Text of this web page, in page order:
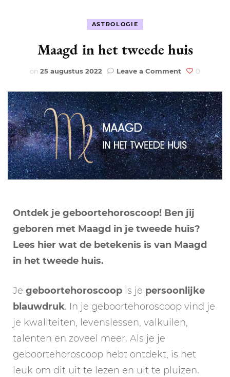
ASTROLOGIE
Maagd in het tweede huis
on 25 augustus 2022 Leave a Comment on
in
het
tweede
huis
0
Ontdek je geboortehoroscoop! Ben jij
geboren met Maagd in je tweede huis?
Lees hier wat de betekenis is van Maagd
in het tweede huis.
Je geboortehoroscoop is je persoonlijke
blauwdruk. In je geboortehoroscoop vind je
je kwaliteiten, levenslessen, valkuilen,
talenten en zoveel meer. Als je je
geboortehoroscoop hebt ontdekt, is het
leuk om dit uit te lezen en uit te pluizen.